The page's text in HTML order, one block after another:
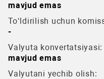
mavjud emas
To‘ldirilish uchun
-
Valyuta konvertatsiyasi:
mavjud emas
Valyutani yechib olish: